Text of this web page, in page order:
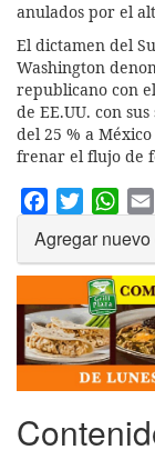
anulados por el
El dictamen del
Washington
republicano con
de EE.UU. con
del 25 % a
frenar el flujo de
Facebook
Twitter
Agregar